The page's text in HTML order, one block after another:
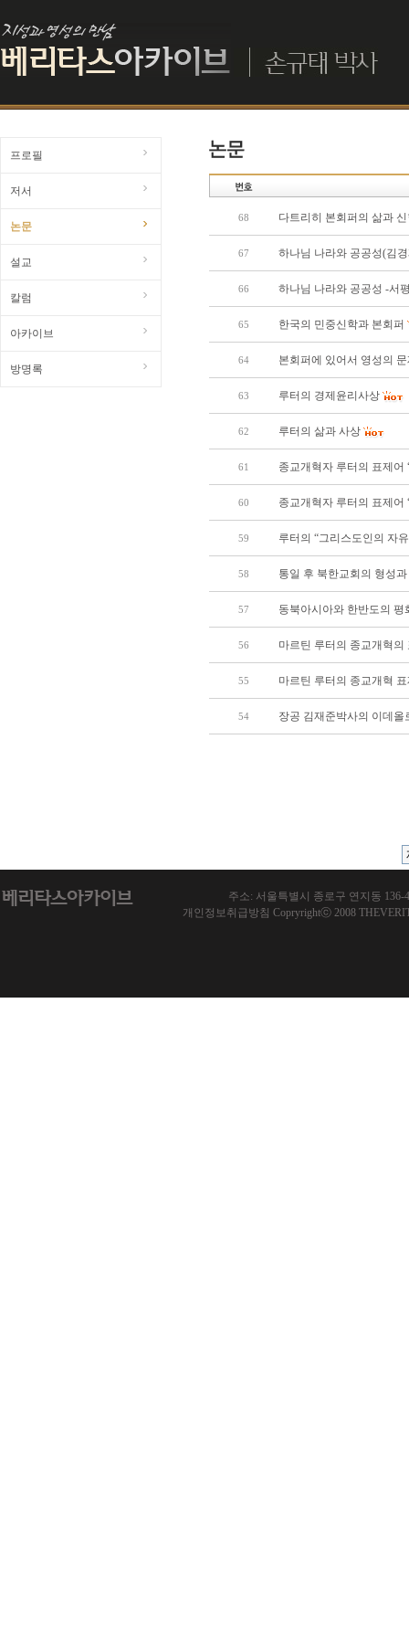
프로필
저서
논문
설교
칼럼
아카이브
방명록
68 다트리히 본회퍼의 삶과
67 하나님 나라와 공공성(김
66 하나님 나라와 공공성 -서
65 한국의 민중신학과 본회퍼
64 본회퍼에 있어서 영성의
63 루터의 경제윤리사상
62 루터의 삶과 사상
61 종교개혁자 루터의 표제
60 종교개혁자 루터의 표제어
59 루터의 “그리스도인의 자
58 통일 후 북한교회의 형성
57 동북아시아와 한반도의 평
56 마르틴 루터의 종교개혁의
55 마르틴 루터의 종교개혁
54 장공 김재준박사의 이데올
주소: 서울특별시 종로구 연지동 136-
개인정보취급방침 Copryrightⓒ 2008